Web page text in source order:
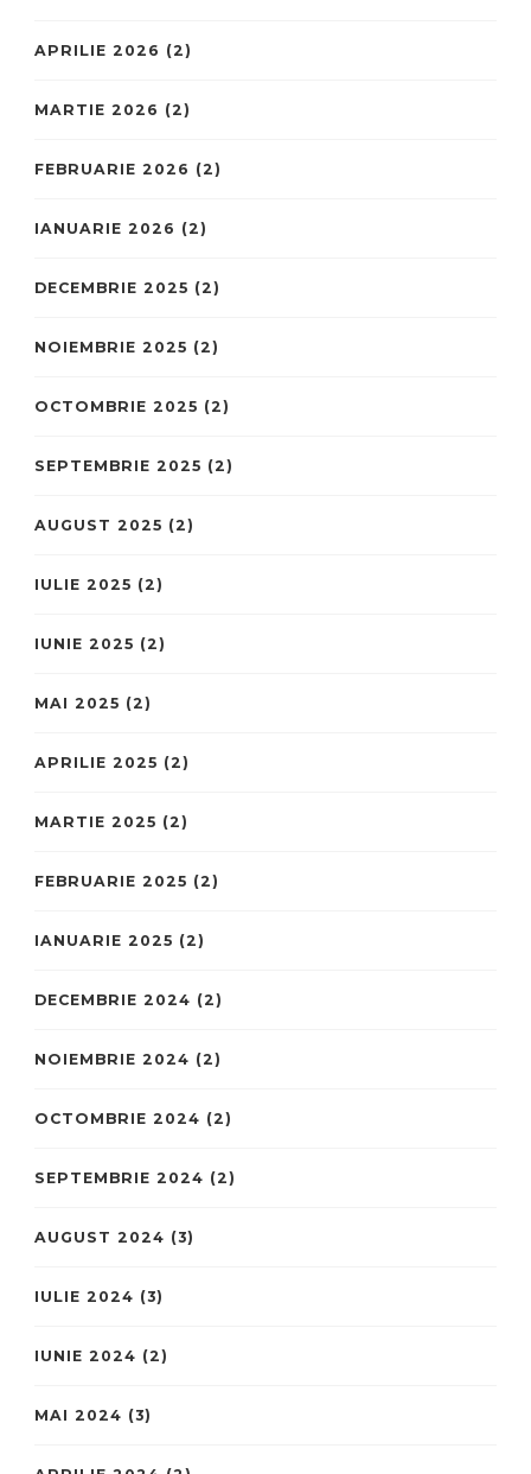
APRILIE 2026 (2)
MARTIE 2026 (2)
FEBRUARIE 2026 (2)
IANUARIE 2026 (2)
DECEMBRIE 2025 (2)
NOIEMBRIE 2025 (2)
OCTOMBRIE 2025 (2)
SEPTEMBRIE 2025 (2)
AUGUST 2025 (2)
IULIE 2025 (2)
IUNIE 2025 (2)
MAI 2025 (2)
APRILIE 2025 (2)
MARTIE 2025 (2)
FEBRUARIE 2025 (2)
IANUARIE 2025 (2)
DECEMBRIE 2024 (2)
NOIEMBRIE 2024 (2)
OCTOMBRIE 2024 (2)
SEPTEMBRIE 2024 (2)
AUGUST 2024 (3)
IULIE 2024 (3)
IUNIE 2024 (2)
MAI 2024 (3)